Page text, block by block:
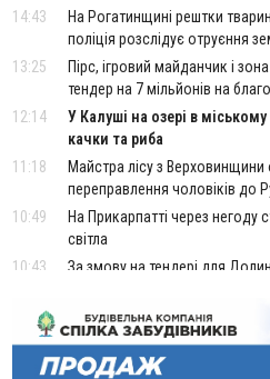
14:43
На Рогатинщині рештки
поліція розслідує отруєння
13:25
Пірс, ігровий майданчик і
тендер на 7 мільйонів на
12:14
У Калуші на озері в
качки та риба
11:18
Майстра лісу з
переправлення чоловіків до
10:49
На Прикарпатті через негоду
світла
10:43
За змову на тендері для
10:09
Яремчанський суд виніс
вкрав із супермаркету пляшку
09:53
В урочищі біля Галича